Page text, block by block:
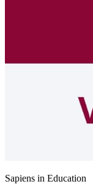
Sapiens in Education